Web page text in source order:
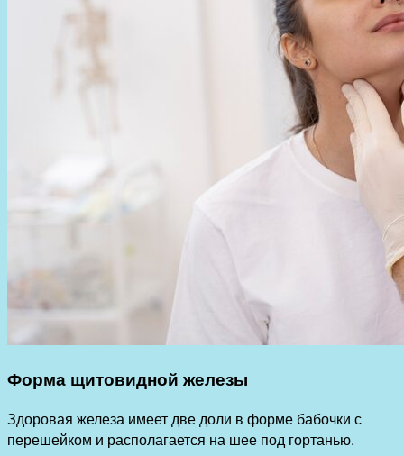
Форма щитовидной железы
Здоровая железа имеет две доли в форме бабочки с
перешейком и располагается на шее под гортанью.